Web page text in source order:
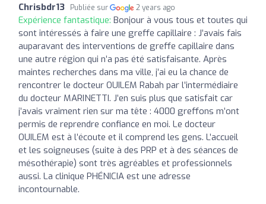
Chrisbdr13 Publiée sur 2 years ago
Expérience fantastique: Bonjour à vous tous et toutes qui
sont intéressés à faire une greffe capillaire : J’avais fais
auparavant des interventions de greffe capillaire dans
une autre région qui n’a pas été satisfaisante. Après
maintes recherches dans ma ville, j’ai eu la chance de
rencontrer le docteur OUILEM Rabah par l’intermédiaire
du docteur MARINETTI. J’en suis plus que satisfait car
j’avais vraiment rien sur ma tête : 4000 greffons m’ont
permis de reprendre confiance en moi. Le docteur
OUILEM est à l’écoute et il comprend les gens. L’accueil
et les soigneuses (suite à des PRP et à des séances de
mésothérapie) sont très agréables et professionnels
aussi. La clinique PHÉNICIA est une adresse
incontournable.